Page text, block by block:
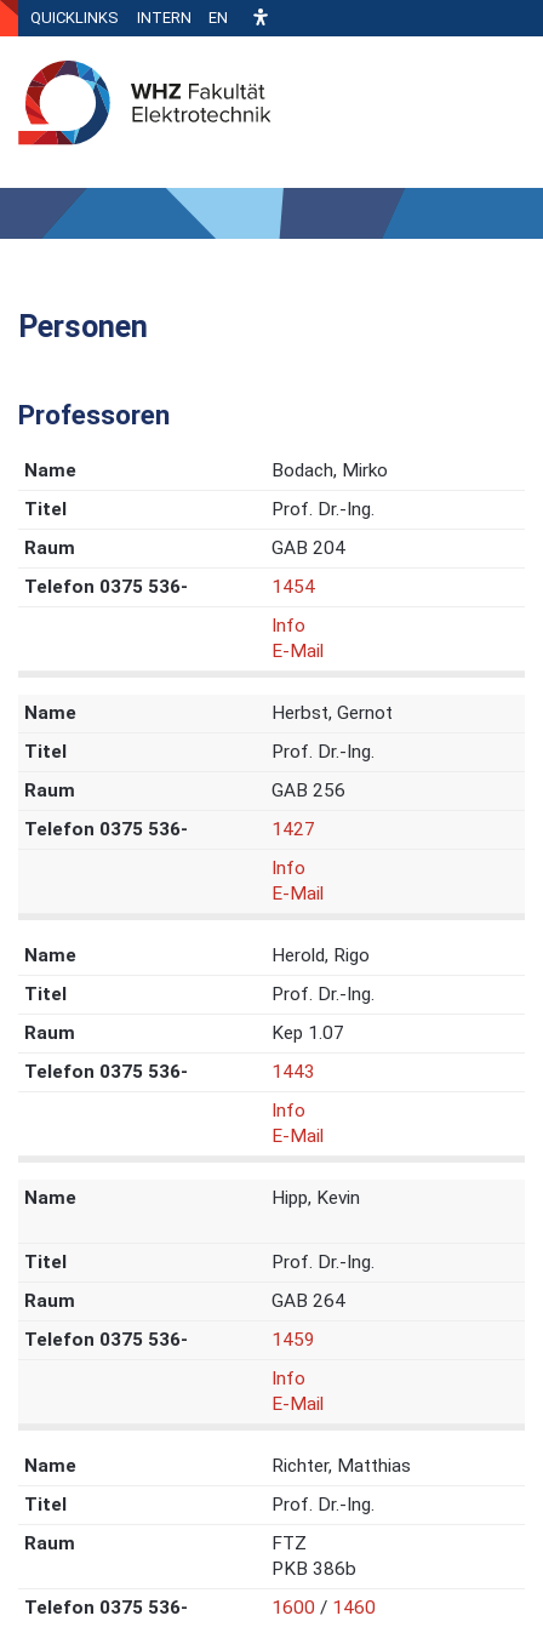
QUICKLINKS INTERN EN
Personen
Professoren
Bodach, Mirko
Prof. Dr.-Ing.
GAB 204
1454
Info
E-Mail
Herbst, Gernot
Prof. Dr.-Ing.
GAB 256
1427
Info
E-Mail
Herold, Rigo
Prof. Dr.-Ing.
Kep 1.07
1443
Info
E-Mail
Hipp, Kevin
Prof. Dr.-Ing.
GAB 264
1459
Info
E-Mail
Richter, Matthias
Prof. Dr.-Ing.
FTZ
PKB 386b
1600 / 1460